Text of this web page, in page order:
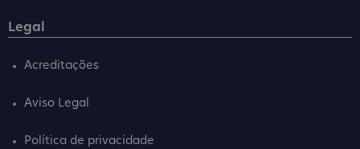
Legal
Acreditações
Aviso Legal
Política de privacidade